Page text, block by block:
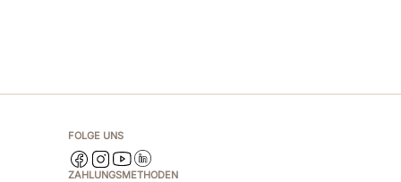
FOLGE UNS
ZAHLUNGSMETHODEN